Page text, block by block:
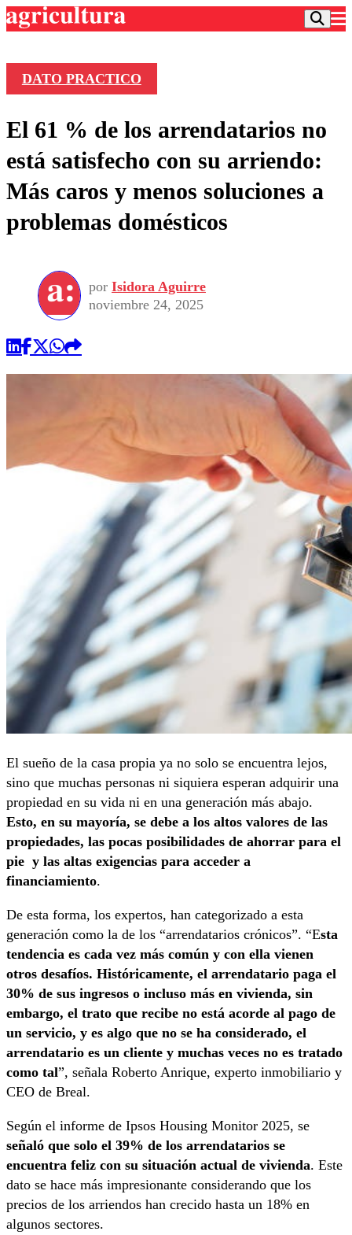
Frecuencias
Agricultura TV
Deportes
Colo Colo
Motor
Torneo Internacional
Torneo Nacional
Entretención
Noticias
Internacional
Nacional
Vida Social
Programas
Comercial
DATO PRACTICO
El 61 % de los arrendatarios no
está satisfecho con su arriendo:
Más caros y menos soluciones a
problemas domésticos
por Isidora Aguirre
noviembre 24, 2025
El sueño de la casa propia ya no solo se encuentra lejos,
sino que muchas personas ni siquiera esperan adquirir una
propiedad en su vida ni en una generación más abajo.
Esto, en su mayoría, se debe a los altos valores de las
propiedades, las pocas posibilidades de ahorrar para el
pie y las altas exigencias para acceder a
financiamiento.
De esta forma, los expertos, han categorizado a esta
generación como la de los “arrendatarios crónicos”. “Esta
tendencia es cada vez más común y con ella vienen
otros desafíos. Históricamente, el arrendatario paga el
30% de sus ingresos o incluso más en vivienda, sin
embargo, el trato que recibe no está acorde al pago de
un servicio, y es algo que no se ha considerado, el
arrendatario es un cliente y muchas veces no es tratado
como tal”, señala Roberto Anrique, experto inmobiliario y
CEO de Breal.
Según el informe de Ipsos Housing Monitor 2025, se
señaló que solo el 39% de los arrendatarios se
encuentra feliz con su situación actual de vivienda. Este
dato se hace más impresionante considerando que los
precios de los arriendos han crecido hasta un 18% en
algunos sectores.